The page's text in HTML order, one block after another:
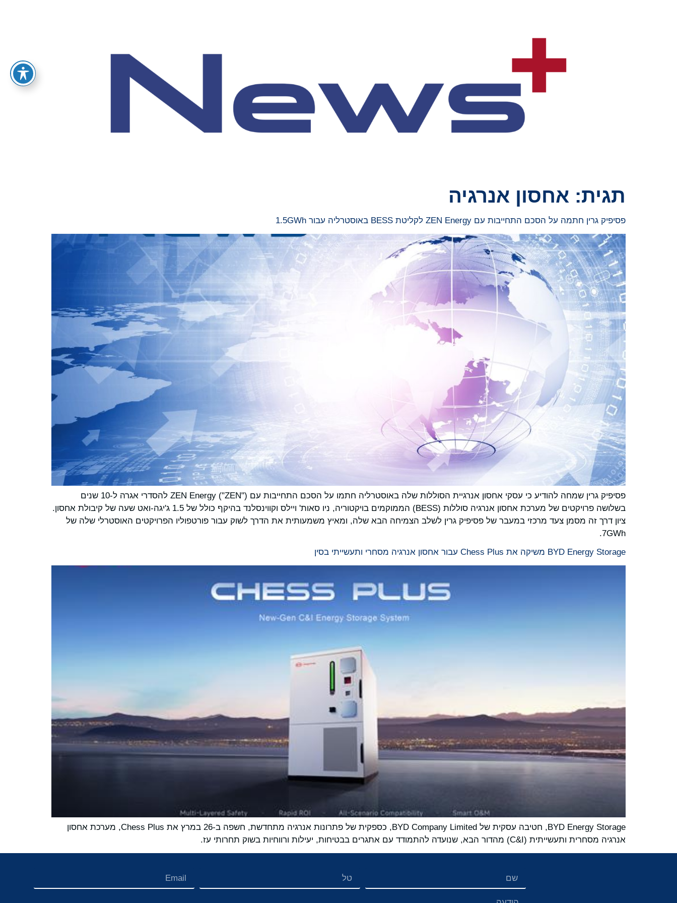
תגית: אחסון אנרגיה
פסיפיק גרין חתמה על הסכם התחייבות עם ZEN Energy לקליטת BESS באוסטרליה עבור 1.5GWh
פסיפיק גרין שמחה להודיע כי עסקי אחסון אנרגיית הסוללות שלה באוסטרליה חתמו על הסכם התחייבות עם ZEN Energy ("ZEN") להסדרי אגרה ל-10 שנים
בשלושה פרויקטים של מערכת אחסון אנרגיה סוללות (BESS) הממוקמים בויקטוריה, ניו סאות' ויילס וקווינסלנד בהיקף כולל של 1.5 ג'יגה-ואט שעה של קיבולת אחסון.
ציון דרך זה מסמן צעד מרכזי במעבר של פסיפיק גרין לשלב הצמיחה הבא שלה, ומאיץ משמעותית את הדרך לשוק עבור פורטפוליו הפרויקטים האוסטרלי שלה של
7GWh.
BYD Energy Storage משיקה את Chess Plus עבור אחסון אנרגיה מסחרי ותעשייתי בסין
BYD Energy Storage, חטיבה עסקית של BYD Company Limited, כספקית של פתרונות אנרגיה מתחדשת, חשפה ב-26 במרץ את Chess Plus, מערכת אחסון
אנרגיה מסחרית ותעשייתית (C&I) מהדור הבא, שנועדה להתמודד עם אתגרים בבטיחות, יעילות ורווחיות בשוק תחרותי עז.